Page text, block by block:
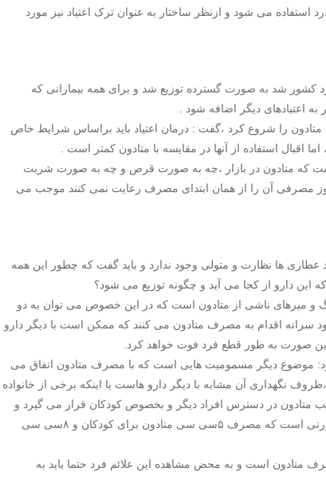
می شود و ازنظر ساختار به عنوان ترک اعتیاد نیز مورد
کشور شد به صورت گسترده توزیع شد و برای همه بیمارانی که
اعتیادهای دیگر اضافه شود .
اینکه اولین بار بهزیستی در دهه ۷۰ درمان با متادون را شروع کرد ،گفت : درمان اعتیاد باید براساس شرایط خاص
اقبال استفاده از آنها در مقایسه با متادون کمتر است .
که متادون در بازار ،چه به صورت قرص و چه به صورت شربت
مصرفی آن را از همان ابتدای مصرف رعایت نمی کنند موجب می
عطاری ها نظارت و متولی وجود ندارد و باید گفت که چطور این همه
دارو از کجا می آید و چگونه توزیع می شود؟
میرهای ناشی از متادون است که در این خصوص می توان به دو
سرانه اقدام به مصرف متادون می کنند که ممکن است با دیگر دارو
این صورت به طور قطع فرد فوت خواهد کرد.
موضوع دیگر مسمومیت هایی است که با مصرف متادون اتفاق می
نگهداری آن مشابه با دیگر دارو هاست یا اینکه برخی از خانواده
متادون در دسترس افراد دیگر و بخصوص کودکان قرار می گیرد و
باعث مسمومیت دیگر اعضای خانواده می شود و این در صورتی است که مصرف ۵سی سی متادون برای کودکان و ۸سی سی
متادون است و به محض مشاهده این علائم فرد حتما باید به